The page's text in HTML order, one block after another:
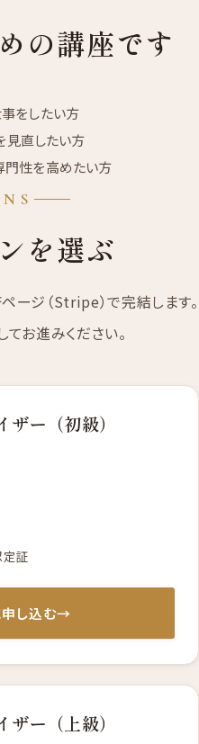
の講座です
をしたい方
見直したい方
門性を高めたい方
を選ぶ
ジ（Stripe）で完結します。
お進みください。
ー（初級）
証
し込む→
ー（上級）